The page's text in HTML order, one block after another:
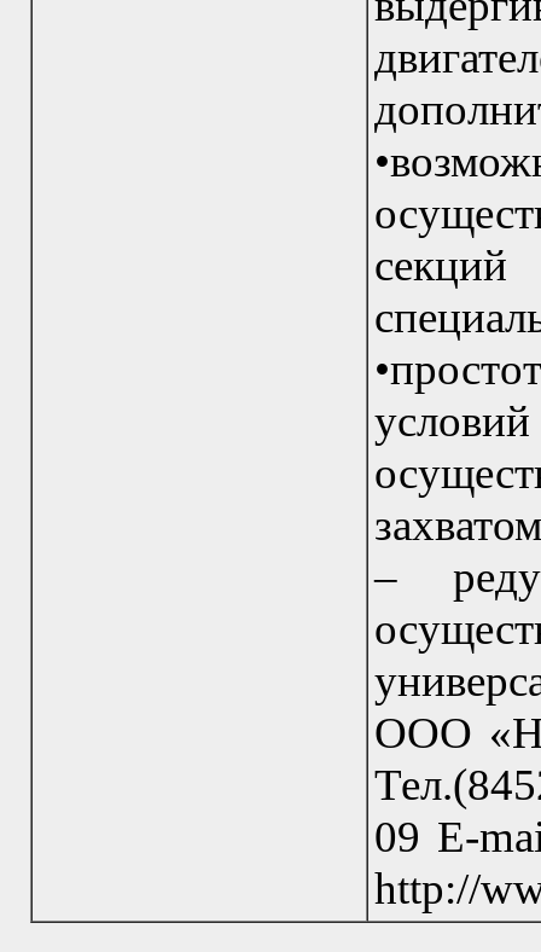
секций
–
ООО
09 E-
http://